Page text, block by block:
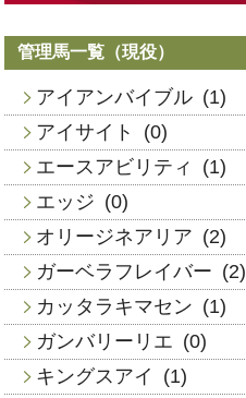
管理馬一覧（現役）
アイアンバイブル (1)
アイサイト
(0)
エースアビリティ
(1)
エッジ (0)
オリージネアリア (2)
ガーベラフレイバー (2)
カッタラキマセン (1)
ガンバリーリエ (0)
キングスアイ
(1)